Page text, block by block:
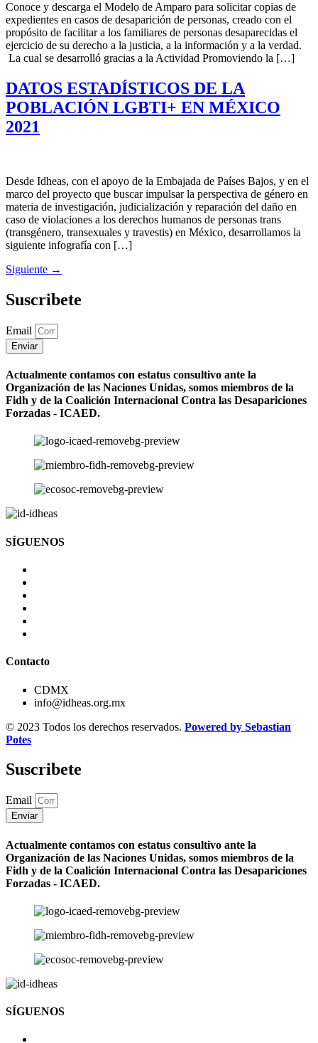
Conoce y descarga el Modelo de Amparo para solicitar copias de
expedientes en casos de desaparición de personas, creado con el
propósito de facilitar a los familiares de personas desaparecidas el
ejercicio de su derecho a la justicia, a la información y a la verdad.
La cual se desarrolló gracias a la Actividad Promoviendo la […]
DATOS ESTADÍSTICOS DE LA
POBLACIÓN LGBTI+ EN MÉXICO
2021
Desde Idheas, con el apoyo de la Embajada de Países Bajos, y en el
marco del proyecto que buscar impulsar la perspectiva de género en
materia de investigación, judicialización y reparación del daño en
caso de violaciones a los derechos humanos de personas trans
(transgénero, transexuales y travestis) en México, desarrollamos la
siguiente infografía con […]
Siguiente →
Suscribete
Email
Enviar
Actualmente contamos con estatus consultivo ante la
Organización de las Naciones Unidas, somos miembros de la
Fidh y de la Coalición Internacional Contra las Desapariciones
Forzadas - ICAED.
SÍGUENOS
Contacto
CDMX
info@idheas.org.mx
© 2023 Todos los derechos reservados. Powered by Sebastian
Potes
Suscribete
Email
Enviar
Actualmente contamos con estatus consultivo ante la
Organización de las Naciones Unidas, somos miembros de la
Fidh y de la Coalición Internacional Contra las Desapariciones
Forzadas - ICAED.
SÍGUENOS